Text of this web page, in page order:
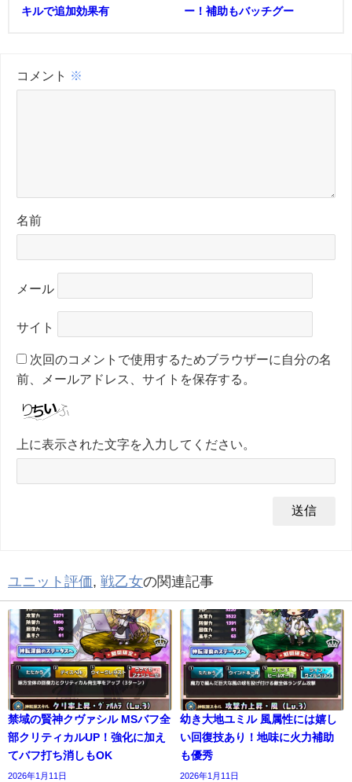
キルで追加効果有
ー！補助もバッチグー
コメント ※
名前
メール
サイト
次回のコメントで使用するためブラウザーに自分の名
前、メールアドレス、サイトを保存する。
上に表示された文字を入力してください。
ユニット評価, 戦乙女の関連記事
禁域の賢神クヴァシル MSバフ全
部クリティカルUP！強化に加え
てバフ打ち消しもOK
2026年1月11日
幼き大地ユミル 風属性には嬉し
い回復技あり！地味に火力補助
も優秀
2026年1月11日